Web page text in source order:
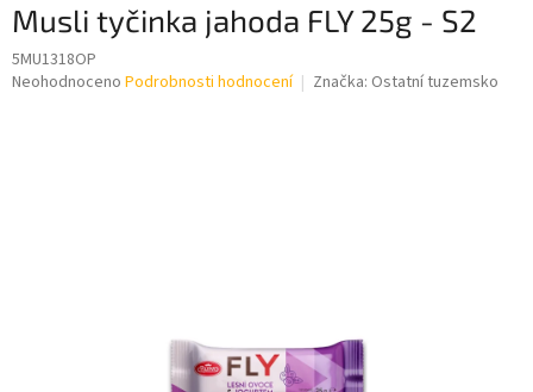
Musli tyčinka jahoda FLY 25g - S2
5MU1318OP
Průměrné
Neohodnoceno Podrobnosti hodnocení Značka: Ostatní tuzemsko